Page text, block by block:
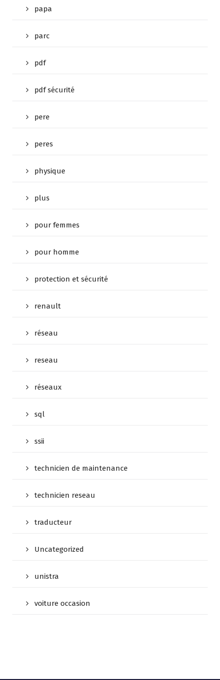
papa
parc
pdf
pdf sécurité
pere
peres
physique
plus
pour femmes
pour homme
protection et sécurité
renault
réseau
reseau
réseaux
sql
ssii
technicien de maintenance
technicien reseau
traducteur
Uncategorized
unistra
voiture occasion